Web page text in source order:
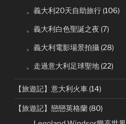
。義大利20天自助旅行 (106)
。義大利白色聖誕之夜 (7)
。義大利電影場景拍攝 (28)
。走過意大利足球聖地 (22)
【旅遊記】意大利火車 (14)
【旅遊記】戀戀英格蘭 (80)